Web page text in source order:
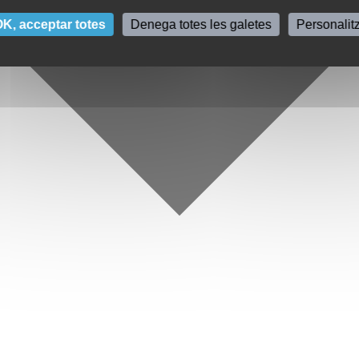
acceptar totes Denega totes les galetes